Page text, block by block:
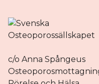
c/o Anna Spångeus